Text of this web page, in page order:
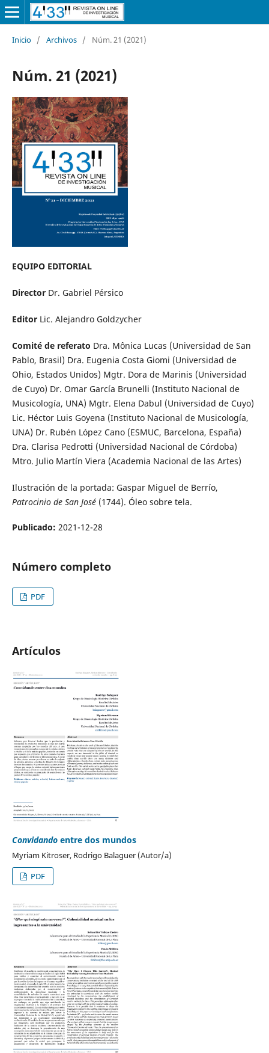
Inicio / Archivos / Núm. 21 (2021)
Núm. 21 (2021)
EQUIPO EDITORIAL
Director Dr. Gabriel Pérsico
Editor Lic. Alejandro Goldzycher
Comité de referato Dra. Mônica Lucas (Universidad de San
Pablo, Brasil) Dra. Eugenia Costa Giomi (Universidad de
Ohio, Estados Unidos) Mgtr. Dora de Marinis (Universidad
de Cuyo) Dr. Omar García Brunelli (Instituto Nacional de
Musicología, UNA) Mgtr. Elena Dabul (Universidad de Cuyo)
Lic. Héctor Luis Goyena (Instituto Nacional de Musicología,
UNA) Dr. Rubén López Cano (ESMUC, Barcelona, España)
Dra. Clarisa Pedrotti (Universidad Nacional de Córdoba)
Mtro. Julio Martín Viera (Academia Nacional de las Artes)
Ilustración de la portada: Gaspar Miguel de Berrío,
Patrocinio de San José (1744). Óleo sobre tela.
Publicado: 2021-12-28
Número completo
PDF
Artículos
Convidando entre dos mundos
Myriam Kitroser, Rodrigo Balaguer (Autor/a)
PDF